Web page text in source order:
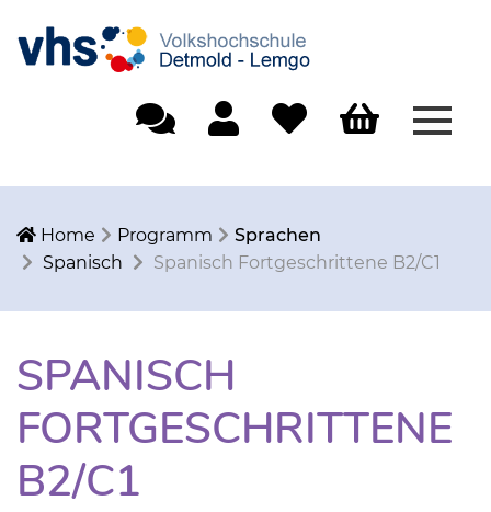
Home Programm
Sprachen
Spanisch
Spanisch Fortgeschrittene B2/C1
SPANISCH
FORTGESCHRITTENE
B2/C1